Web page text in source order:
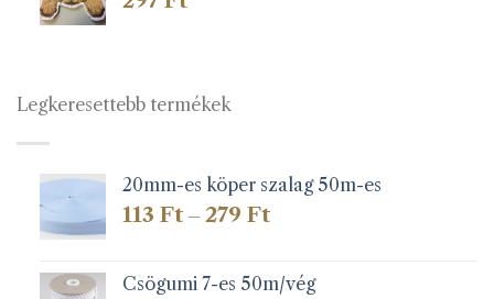
Legkeresettebb termékek
20mm-es köper szalag 50m-es
113 Ft – 279 FtÁrtartomány:
279 Ft
Csögumi 7-es 50m/vég